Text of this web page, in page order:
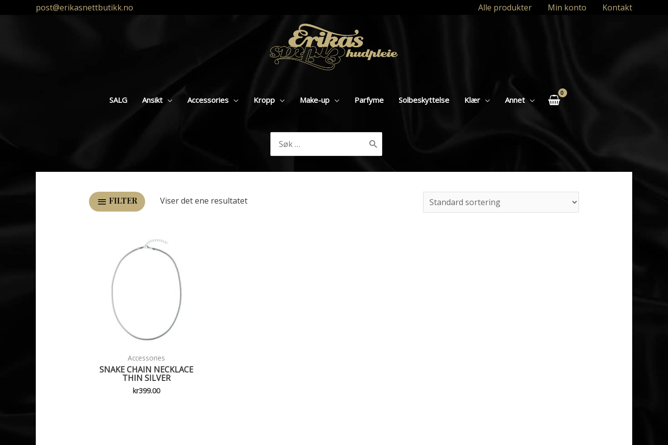
post@erikasnettbutikk.no Alle produkter Min konto Kontakt
SALG Ansikt Accessories Kropp Make-up Parfyme Solbeskyttelse Klær Annet
etter:
FILTER Viser det ene resultatet
Accessories
SNAKE CHAIN NECKLACE
THIN SILVER
kr399.00